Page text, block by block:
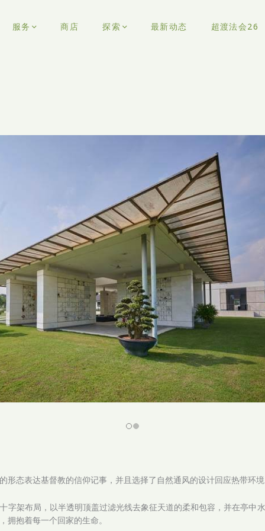
服务 商店 探索 最新动态 超渡法会26
形态表达基督教的信仰记事，并且选择了自然通风的设计回应热带环境
字架布局，以半透明顶盖过滤光线去象征天道的柔和包容，并在亭中
拥抱着每一个回家的生命。